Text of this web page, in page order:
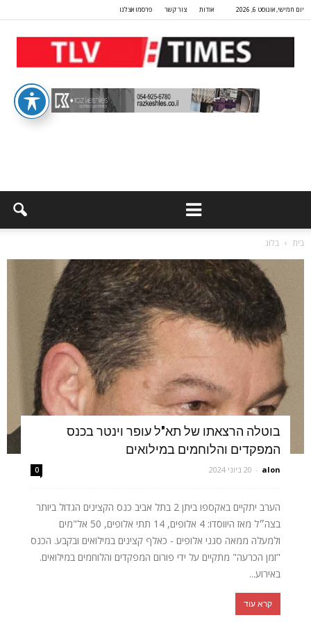
יום חמישי, אוגוסט 6, 2026 אודות צור קשר פרסמו אצלנו
בית בלוג
בוטלה הרצאתו של תא"ל עופר וינטר בכנס
המפקדים והלוחמים במילואים
alon
- 20 ביוני 2024 0
הערב יתקיים באקספו ביתן 2 בתל אביב כנס הקצינים הגדול ביותר
בצה״ל מאז היווסדו: 4 אלופים, 14 תתי אלופים, 50 אל"מים
ולמעלה ממאה סגני אלופים - כאלף קצינים במילואים ובקבע. הכנס
"זמן הכרעה" מתקיים על ידי פורום המפקדים והלוחמים במילואים.
באירוע...
קרא עוד